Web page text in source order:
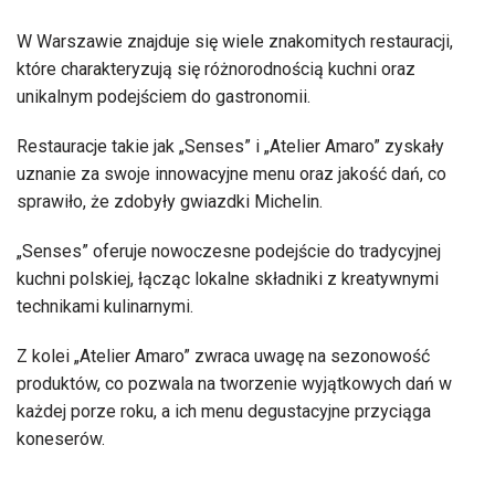
W Warszawie znajduje się wiele znakomitych restauracji,
które charakteryzują się różnorodnością kuchni oraz
unikalnym podejściem do gastronomii.
Restauracje takie jak „Senses” i „Atelier Amaro” zyskały
uznanie za swoje innowacyjne menu oraz jakość dań, co
sprawiło, że zdobyły gwiazdki Michelin.
„Senses” oferuje nowoczesne podejście do tradycyjnej
kuchni polskiej, łącząc lokalne składniki z kreatywnymi
technikami kulinarnymi.
Z kolei „Atelier Amaro” zwraca uwagę na sezonowość
produktów, co pozwala na tworzenie wyjątkowych dań w
każdej porze roku, a ich menu degustacyjne przyciąga
koneserów.